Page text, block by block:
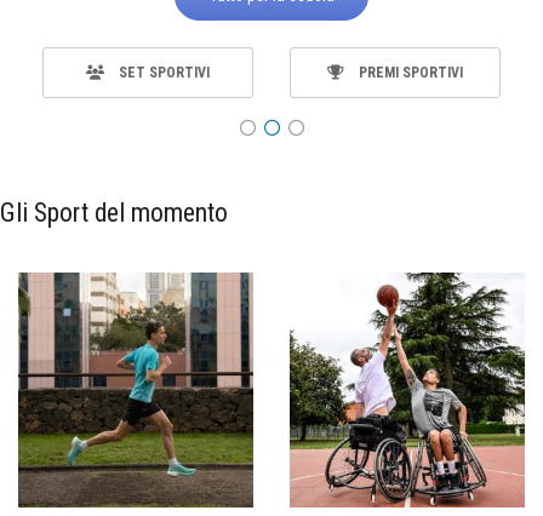
SET SPORTIVI PREMI SPORTIVI
Gli Sport del momento